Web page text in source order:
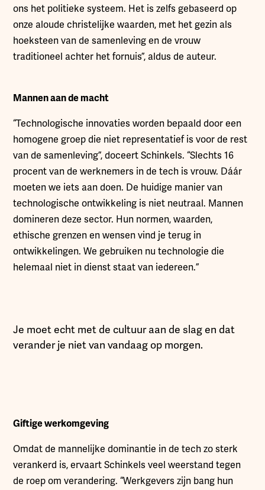
ons het politieke systeem. Het is zelfs gebaseerd op
onze aloude christelijke waarden, met het gezin als
hoeksteen van de samenleving en de vrouw
traditioneel achter het fornuis”, aldus de auteur.
Mannen aan de macht
“Technologische innovaties worden bepaald door een
homogene groep die niet representatief is voor de rest
van de samenleving”, doceert Schinkels. “Slechts 16
procent van de werknemers in de tech is vrouw. Dáár
moeten we iets aan doen. De huidige manier van
technologische ontwikkeling is niet neutraal. Mannen
domineren deze sector. Hun normen, waarden,
ethische grenzen en wensen vind je terug in
ontwikkelingen. We gebruiken nu technologie die
helemaal niet in dienst staat van iedereen.”
Je moet echt met de cultuur aan de slag en dat
verander je niet van vandaag op morgen.
Giftige werkomgeving
Omdat de mannelijke dominantie in de tech zo sterk
verankerd is, ervaart Schinkels veel weerstand tegen
de roep om verandering. “Werkgevers zijn bang hun